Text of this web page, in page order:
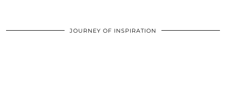
JOURNEY OF INSPIRATION